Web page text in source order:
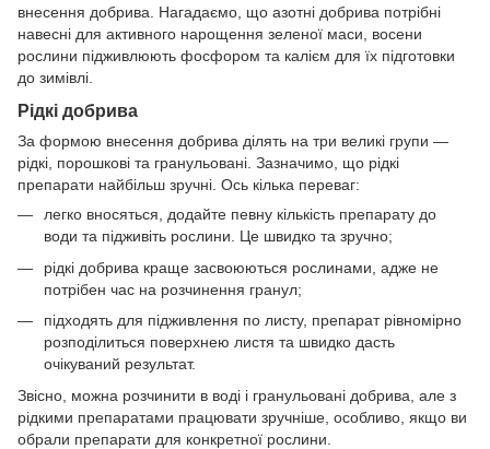
внесення добрива. Нагадаємо, що азотні добрива потрібні
навесні для активного нарощення зеленої маси, восени
рослини підживлюють фосфором та калієм для їх підготовки
до зимівлі.
Рідкі добрива
За формою внесення добрива ділять на три великі групи —
рідкі, порошкові та гранульовані. Зазначимо, що рідкі
препарати найбільш зручні. Ось кілька переваг:
легко вносяться, додайте певну кількість препарату до
води та підживіть рослини. Це швидко та зручно;
рідкі добрива краще засвоюються рослинами, адже не
потрібен час на розчинення гранул;
підходять для підживлення по листу, препарат рівномірно
розподілиться поверхнею листя та швидко дасть
очікуваний результат.
Звісно, можна розчинити в воді і гранульовані добрива, але з
рідкими препаратами працювати зручніше, особливо, якщо ви
обрали препарати для конкретної рослини.